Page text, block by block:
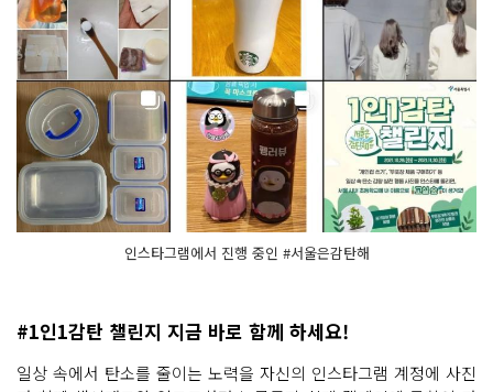
인스타그램에서 진행 중인 #서울은감탄해
#1인1감탄 챌린지 지금 바로 함께 하세요!
일상 속에서 탄소를 줄이는 노력을 자신의 인스타그램 계정에 사진